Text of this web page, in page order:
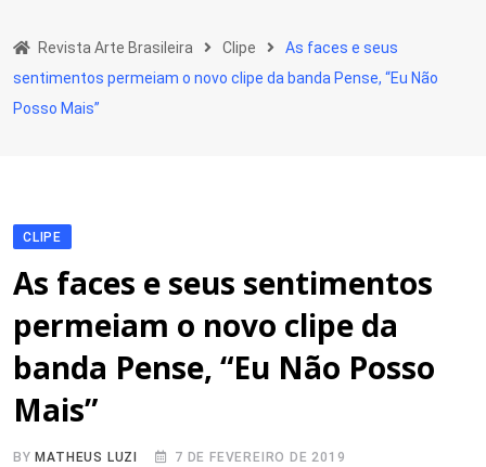
to
content
Revista Arte Brasileira Clipe
As faces e seus
sentimentos permeiam o novo clipe da banda Pense, “Eu Não
Posso Mais”
CLIPE
As faces e seus sentimentos
permeiam o novo clipe da
banda Pense, “Eu Não Posso
Mais”
BY MATHEUS LUZI
7 DE FEVEREIRO DE 2019